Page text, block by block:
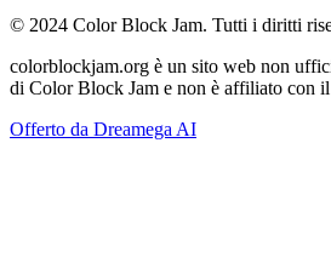
© 2024 Color Block Jam. Tutti i diritti
colorblockjam.org è un sito web non
di Color Block Jam e non è affiliato con
Offerto da Dreamega AI